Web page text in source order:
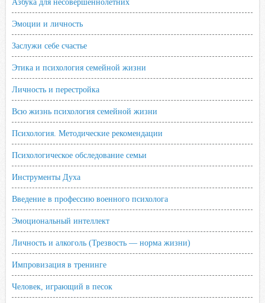
Эмоции и личность
Заслужи себе счастье
Этика и психология семейной жизни
Личность и перестройка
Всю жизнь психология семейной жизни
Психология. Методические рекомендации
Психологическое обследование семьи
Инструменты Духа
Введение в профессию военного психолога
Эмоциональный интеллект
Личность и алкоголь (Трезвость — норма жизни)
Импровизация в тренинге
Человек, играющий в песок